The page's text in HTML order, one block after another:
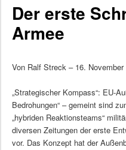
Der erste
Armee
Von Ralf Streck – 16. November
„Strategischer Kompass“: EU-
Bedrohungen“ – gemeint sind
„hybriden Reaktionsteams“
diversen Zeitungen der erste
vor. Das Konzept hat der